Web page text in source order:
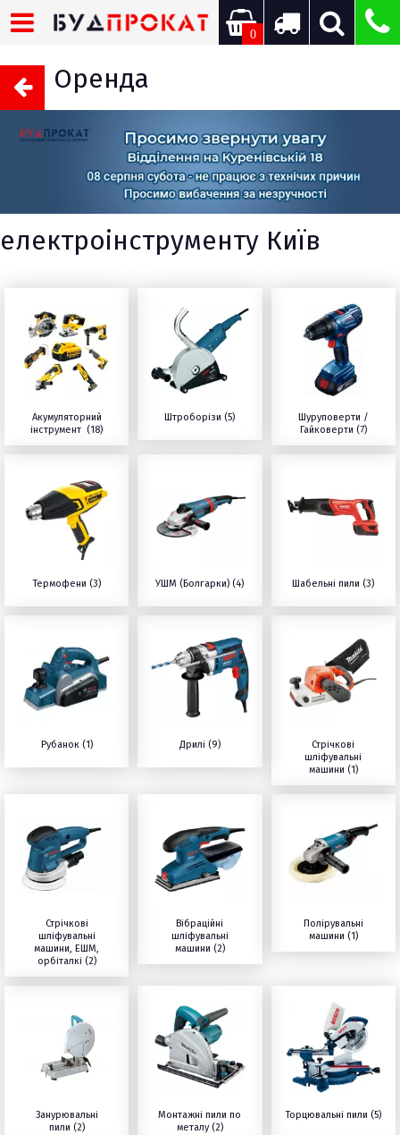
0
Оренда
електроінструменту Київ
Акумуляторний
інструмент (18)
Штроборізи (5)
Шуруповерти /
Гайковерти (7)
Термофени (3) УШМ (Болгарки) (4) Шабельні пили (3)
Рубанок (1) Дрилі (9)
Стрічкові
шліфувальні
машини (1)
Стрічкові
шліфувальні
машини, ЕШМ,
орбіталкі (2)
Вібраційні
шліфувальні
машини (2)
Полірувальні
машини (1)
Занурювальні
пили (2)
Монтажні пили по
металу (2)
Торцювальні пили (5)